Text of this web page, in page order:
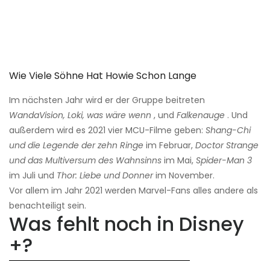
Wie Viele Söhne Hat Howie Schon Lange
Im nächsten Jahr wird er der Gruppe beitreten
WandaVision, Loki, was wäre wenn , und Falkenauge . Und
außerdem wird es 2021 vier MCU-Filme geben: Shang-Chi
und die Legende der zehn Ringe im Februar, Doctor Strange
und das Multiversum des Wahnsinns im Mai, Spider-Man 3
im Juli und Thor: Liebe und Donnerim November.
Vor allem im Jahr 2021 werden Marvel-Fans alles andere als
benachteiligt sein.
Was fehlt noch in Disney
+?